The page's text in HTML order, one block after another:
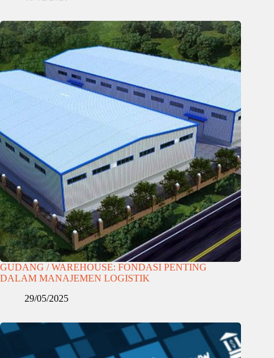
GUDANG / WAREHOUSE: FONDASI PENTING
DALAM MANAJEMEN LOGISTIK
29/05/2025